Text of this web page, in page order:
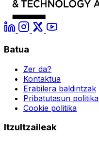
Batua
Zer da?
Kontaktua
Erabilera baldintzak
Pribatutasun politika
Cookie politika
Itzultzaileak